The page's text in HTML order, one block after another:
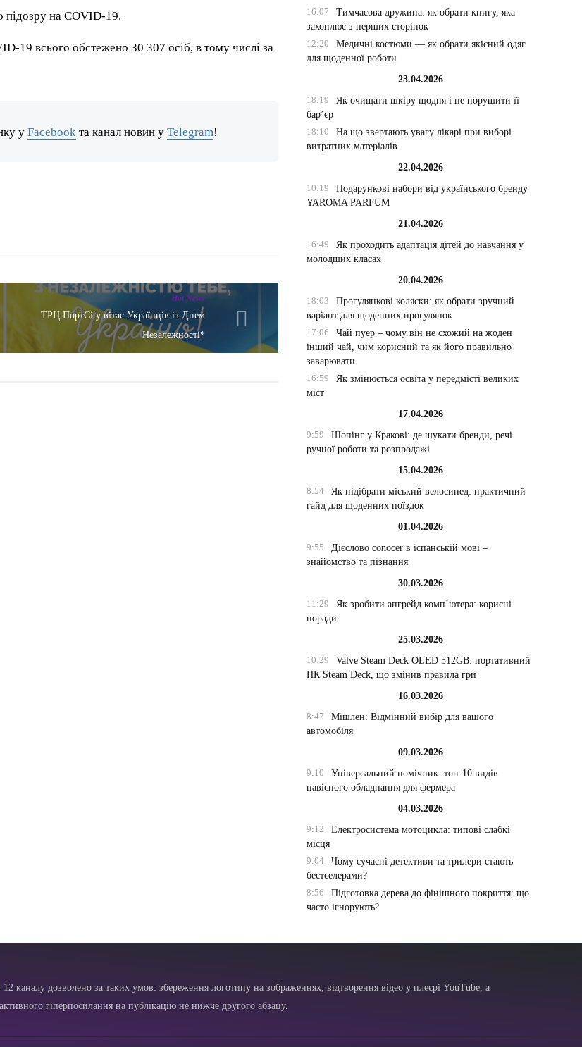
підозру на COVID-19.
19 всього обстежено 30 307 осіб, в тому числі за
уFacebook та канал новин уTelegram!
Hot News
ТРЦ ПортCity вітає Українців із Днем
Незалежності*
16:07
Тимчасова дружина: як обрати книгу, яка
захоплює з перших сторінок
12:20
Медичні костюми — як обрати якісний одяг
для щоденної роботи
23.04.2026
18:19
Як очищати шкіру щодня і не порушити її
бар’єр
18:10
На що звертають увагу лікарі при виборі
витратних матеріалів
22.04.2026
10:19
Подарункові набори від українського бренду
YAROMA PARFUM
21.04.2026
16:49
Як проходить адаптація дітей до навчання у
молодших класах
20.04.2026
18:03
Прогулянкові коляски: як обрати зручний
варіант для щоденних прогулянок
17:06
Чай пуер – чому він не схожий на жоден
інший чай, чим корисний та як його правильно
заварювати
16:59
Як змінюється освіта у передмісті великих
міст
17.04.2026
9:59
Шопінг у Кракові: де шукати бренди, речі
ручної роботи та розпродажі
15.04.2026
8:54
Як підібрати міський велосипед: практичний
гайд для щоденних поїздок
01.04.2026
9:55
Дієслово conocer в іспанській мові –
знайомство та пізнання
30.03.2026
11:29
Як зробити апгрейд комп’ютера: корисні
поради
25.03.2026
10:29
Valve Steam Deck OLED 512GB: портативний
ПК Steam Deck, що змінив правила гри
16.03.2026
8:47
Мішлен: Відмінний вибір для вашого
автомобіля
09.03.2026
9:10
Універсальний помічник: топ-10 видів
навісного обладнання для фермера
04.03.2026
9:12
Електросистема мотоцикла: типові слабкі
місця
9:04
Чому сучасні детективи та трилери стають
бестселерами?
8:56
Підготовка дерева до фінішного покриття: що
часто ігнорують?
каналу дозволено за таких умов: збереження логотипу на зображеннях, відтворення відео у плеєрі YouTube, а
гіперпосилання на публікацію не нижче другого абзацу.